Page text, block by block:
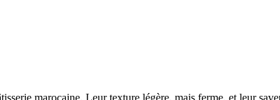
marocaine. Leur texture légère, mais ferme, et leur